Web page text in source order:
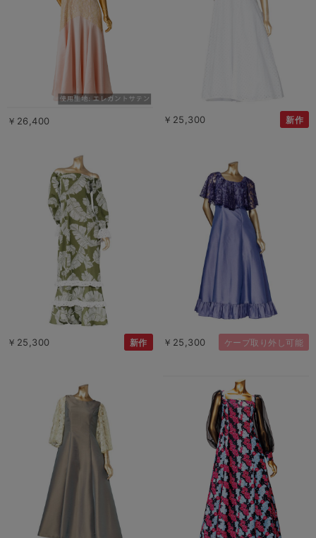
￥26,400 ￥25,300 新作
￥25,300 新作 ￥25,300 ケープ取り外し可能